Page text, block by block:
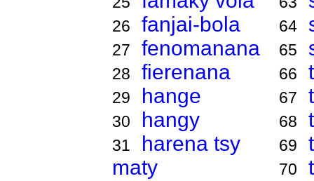
26 fanjai-bola
27 fenomanana
28 fierenana
29 hange
30 hangy
31
harena tsy
maty
64
65
66
67
68
69
70